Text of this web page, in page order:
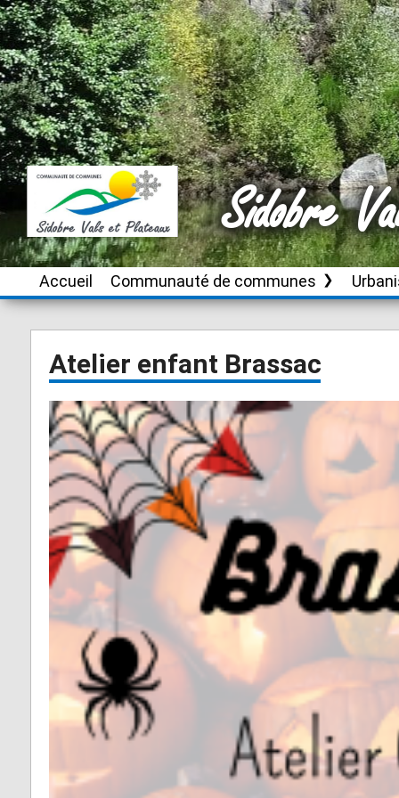
Sidobre
Accueil Communauté de communes
Le territoire Brassac
Cambounès
Fontrieu
Lacrouzette
Lasfaillades
Le Bez
Le Masnau-
Montfa
Roquecourbe
Saint-Germier
Saint-Jean de
Saint-Pierre de
Saint-Salvy de
communauté
Appels d’offres
Zones
pour
Atelier enfant Brassac